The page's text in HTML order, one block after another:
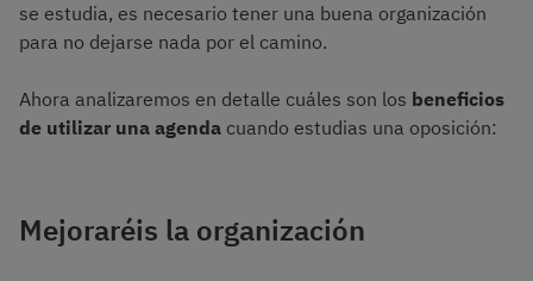
se estudia, es necesario tener una buena organización
para no dejarse nada por el camino.
Ahora analizaremos en detalle cuáles son los beneficios
de utilizar una agenda cuando estudias una oposición:
Mejoraréis la organización